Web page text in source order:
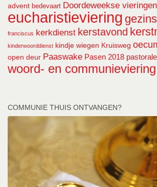
advent bedevaart Doordeweekse vieringen
eucharistieviering
franciscus kerkdienst kerstavond
kinderwoorddienst kindje wiegen Kruisweg
open deur Paaswake Pasen 2018
woord- en communieviering
COMMUNIE THUIS ONTVANGEN?